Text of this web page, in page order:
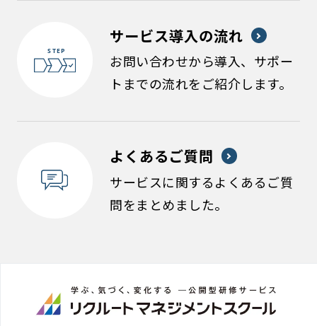
サービス導入の流れ
お問い合わせから導入、サポー
トまでの流れをご紹介します。
よくあるご質問
サービスに関するよくあるご質
問をまとめました。